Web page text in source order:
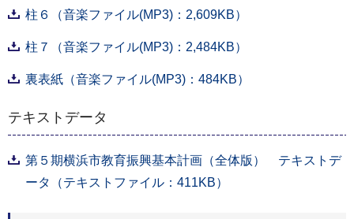
柱６（音楽ファイル(MP3)：2,609KB）
柱７（音楽ファイル(MP3)：2,484KB）
裏表紙（音楽ファイル(MP3)：484KB）
テキストデータ
第５期横浜市教育振興基本計画（全体版） テキストデ
ータ（テキストファイル：411KB）